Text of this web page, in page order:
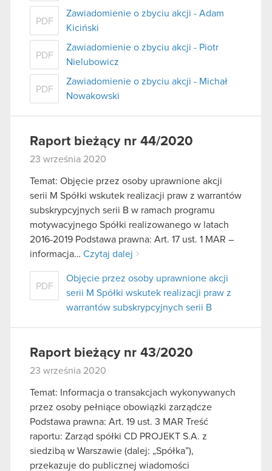
PDF
Zawiadomienie o zbyciu akcji - Adam
Kiciński
PDF
Zawiadomienie o zbyciu akcji - Piotr
Nielubowicz
PDF
Zawiadomienie o zbyciu akcji - Michał
Nowakowski
Raport bieżący nr 44/2020
23 września 2020
Temat: Objęcie przez osoby uprawnione akcji
serii M Spółki wskutek realizacji praw z warrantów
subskrypcyjnych serii B w ramach programu
motywacyjnego Spółki realizowanego w latach
2016-2019 Podstawa prawna: Art. 17 ust. 1 MAR –
informacja… Czytaj dalej
PDF
Objęcie przez osoby uprawnione akcji
serii M Spółki wskutek realizacji praw z
warrantów subskrypcyjnych serii B
Raport bieżący nr 43/2020
23 września 2020
Temat: Informacja o transakcjach wykonywanych
przez osoby pełniące obowiązki zarządcze
Podstawa prawna: Art. 19 ust. 3 MAR Treść
raportu: Zarząd spółki CD PROJEKT S.A. z
siedzibą w Warszawie (dalej: „Spółka”),
przekazuje do publicznej wiadomości